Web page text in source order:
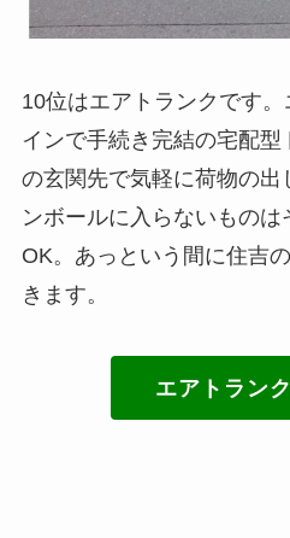
10位はエアトランクです
インで手続き完結の宅配
の玄関先で気軽に荷物の
ンボールに入らないもの
OK。あっという間に住吉
きます。
エアトラン